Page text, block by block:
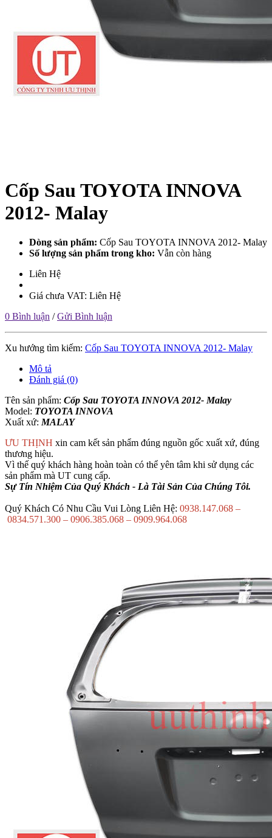
Cốp Sau TOYOTA INNOVA
2012- Malay
Dòng sản phẩm: Cốp Sau TOYOTA INNOVA 2012- Malay
Số lượng sản phẩm trong kho: Vẫn còn hàng
Liên Hệ
Giá chưa VAT: Liên Hệ
0 Bình luận /Gửi Bình luận
Xu hướng tìm kiếm: Cốp Sau TOYOTA INNOVA 2012- Malay
Mô tả
Đánh giá (0)
Tên sản phẩm: Cốp Sau TOYOTA INNOVA 2012- Malay
Model: TOYOTA INNOVA
Xuất xứ: MALAY
ƯU THỊNH xin cam kết sản phẩm đúng nguồn gốc xuất xứ, đúng
thương hiệu.
Vì thế quý khách hàng hoàn toàn có thể yên tâm khi sử dụng các
sản phẩm mà UT cung cấp.
Sự Tín Nhiệm Của Quý Khách - Là Tài Sản Của Chúng Tôi.
Quý Khách Có Nhu Cầu Vui Lòng Liên Hệ: 0938.147.068 –
0834.571.300 – 0906.385.068 – 0909.964.068